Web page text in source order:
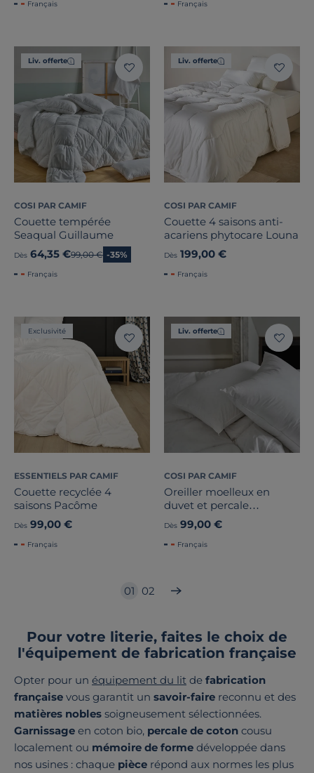
Français Français
Liv. offerte
COSI PAR CAMIF
Couette tempérée
Seaqual Guillaume
Dès 64,35 €Ancien prix
99,00 € -35%
Français
Liv. offerte
COSI PAR CAMIF
Couette 4 saisons anti-
acariens phytocare Louna
Dès 199,00 €
Français
Exclusivité
ESSENTIELS PAR CAMIF
Couette recyclée 4
saisons Pacôme
Dès 99,00 €
Français
Liv. offerte
COSI PAR CAMIF
Oreiller moelleux en
duvet et percale
biologique Carla
Dès 99,00 €
Français
01 02
Pour votre literie, faites le choix de
l'équipement de fabrication française
Opter pour un équipement du lit de fabrication
française vous garantit un savoir-faire reconnu et des
matières nobles soigneusement sélectionnées.
Garnissage en coton bio, percale de coton cousu
localement ou mémoire de forme développée dans
nos usines : chaque pièce répond aux normes les plus